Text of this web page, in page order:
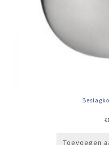
€
Toevoegen